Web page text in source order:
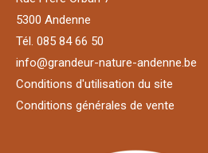
5300 Andenne
Tél. 085 84 66 50
info@grandeur-nature-andenne.be
Conditions d'utilisation du site
Conditions générales de vente